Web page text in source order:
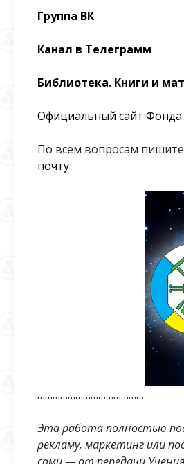
Группа ВК
Канал в Телеграмм
Библиотека. Книги и
Официальный сайт
По всем вопросам пишите
почту
……………………………………
Эта работа полностью
рекламу, маркетинг или